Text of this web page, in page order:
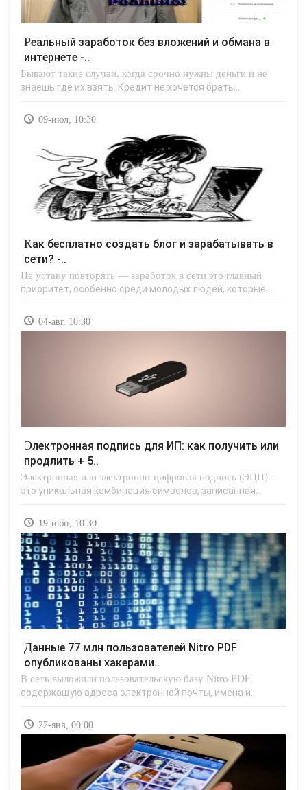
Реальный заработок без вложений и обмана в
интернете -..
Бывают такие случаи, когда срочно нужны деньги и не
знаешь где их взять. Кредит не хочется брать,..
09-июл, 10:30
Как бесплатно создать блог и зарабатывать в
сети? -..
Не устану повторять — заработок в сети это главный
приоритет, особенно среди молодых людей, которые..
04-авг, 10:30
Электронная подпись для ИП: как получить или
продлить + 5..
Электронная или электронно-цифровая подпись (ЭЦП) –
это уникальная комбинация символов, записанная..
19-июн, 10:30
Данные 77 млн пользователей Nitro PDF
опубликованы хакерами..
В сеть выложили пользовательскую базу Nitro PDF,
содержащую адреса электронной почты, имена и..
22-янв, 00:00